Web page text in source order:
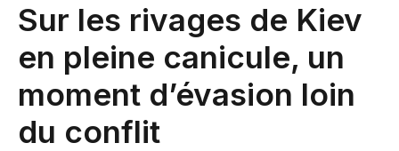
Sur les rivages de Kiev
en pleine canicule, un
moment d’évasion loin
du conflit